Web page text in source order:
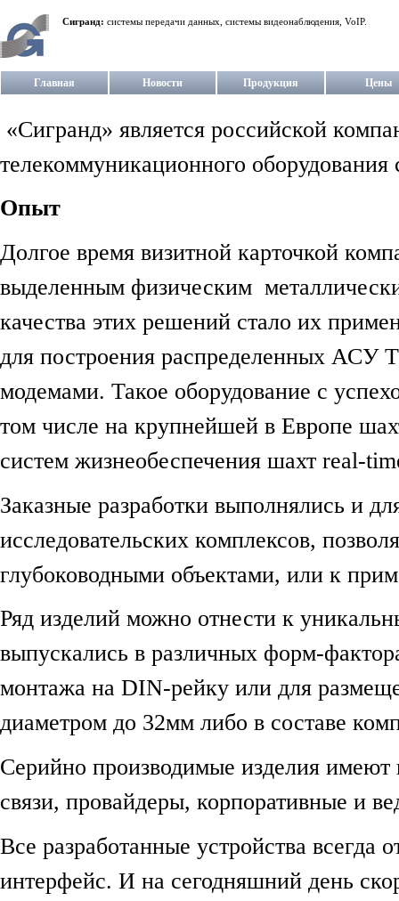
Сигранд: системы передачи данных, системы видеонаблюдения, VoIP.
Главная Новости Продукция Цены
«Сигранд» является российской
телекоммуникационного оборудования
Опыт
Долгое время визитной карточкой
выделенным физическим
качества этих решений стало их
для построения распределенных АСУ
модемами. Такое оборудование с
том числе на крупнейшей в Европе
систем жизнеобеспечения шахт real-
Заказные разработки выполнялись и
исследовательских комплексов,
глубоководными объектами, или к
Ряд изделий можно отнести к
выпускались в различных форм-
монтажа на DIN-рейку или для
диаметром до 32мм либо в составе
Серийно производимые изделия
связи, провайдеры, корпоративные и
Все разработанные устройства всегда
интерфейс. И на сегодняшний день